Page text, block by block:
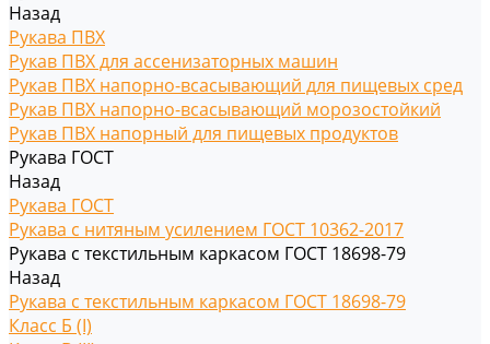
Назад
Рукава ПВХ
Рукав ПВХ для ассенизаторных машин
Рукав ПВХ напорно-всасывающий для пищевых сред
Рукав ПВХ напорно-всасывающий морозостойкий
Рукав ПВХ напорный для пищевых продуктов
Рукава ГОСТ
Назад
Рукава ГОСТ
Рукава с нитяным усилением ГОСТ 10362-2017
Рукава с текстильным каркасом ГОСТ 18698-79
Назад
Рукава с текстильным каркасом ГОСТ 18698-79
Класс Б (I)